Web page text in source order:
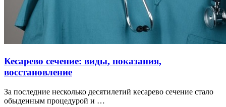
Кесарево сечение: виды, показания,
восстановление
За последние несколько десятилетий кесарево сечение стало
обыденным процедурой и …